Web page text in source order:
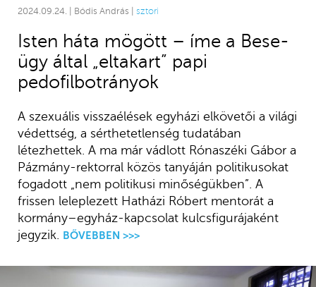
2024.09.24. | Bódis András | sztori
Isten háta mögött – íme a Bese-
ügy által „eltakart” papi
pedofilbotrányok
A szexuális visszaélések egyházi elkövetői a világi
védettség, a sérthetetlenség tudatában
létezhettek. A ma már vádlott Rónaszéki Gábor a
Pázmány-rektorral közös tanyáján politikusokat
fogadott „nem politikusi minőségükben”. A
frissen leleplezett Hatházi Róbert mentorát a
kormány–egyház-kapcsolat kulcsfigurájaként
jegyzik.
BŐVEBBEN >>>